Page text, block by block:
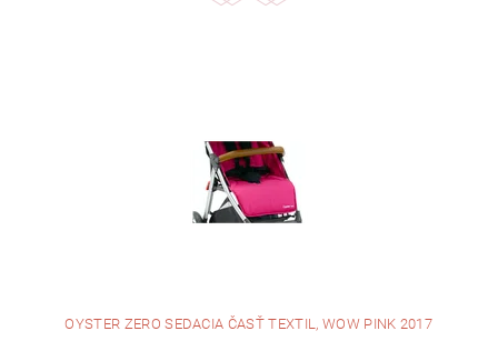
OYSTER ZERO SEDACIA ČASŤ TEXTIL, WOW PINK 2017